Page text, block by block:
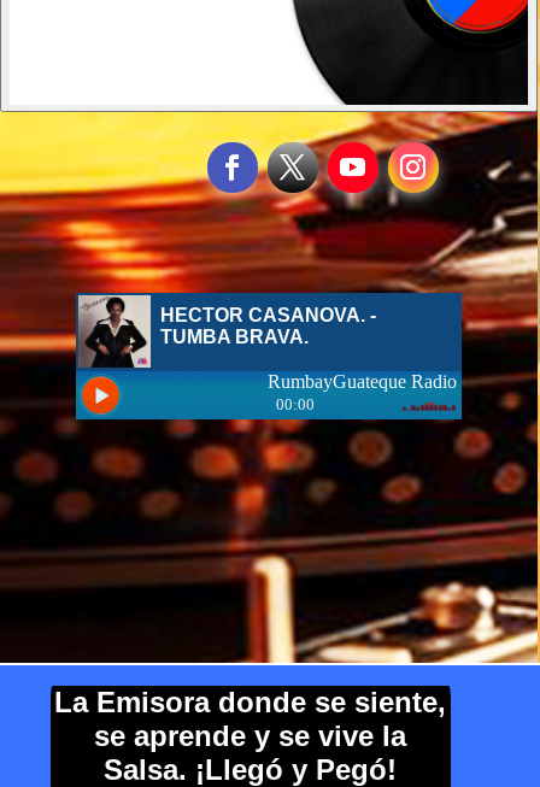
La Emisora donde se siente,
se aprende y se vive la
Salsa. ¡Llegó y Pegó!